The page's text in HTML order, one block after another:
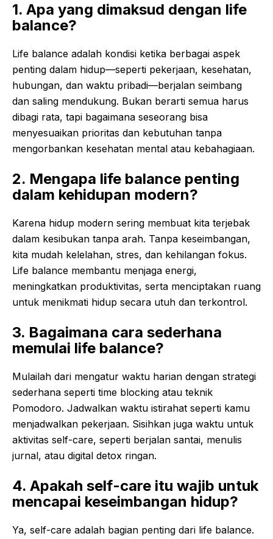
1. Apa yang dimaksud dengan life
balance?
Life balance adalah kondisi ketika berbagai aspek
penting dalam hidup—seperti pekerjaan, kesehatan,
hubungan, dan waktu pribadi—berjalan seimbang
dan saling mendukung. Bukan berarti semua harus
dibagi rata, tapi bagaimana seseorang bisa
menyesuaikan prioritas dan kebutuhan tanpa
mengorbankan kesehatan mental atau kebahagiaan.
2. Mengapa life balance penting
dalam kehidupan modern?
Karena hidup modern sering membuat kita terjebak
dalam kesibukan tanpa arah. Tanpa keseimbangan,
kita mudah kelelahan, stres, dan kehilangan fokus.
Life balance membantu menjaga energi,
meningkatkan produktivitas, serta menciptakan ruang
untuk menikmati hidup secara utuh dan terkontrol.
3. Bagaimana cara sederhana
memulai life balance?
Mulailah dari mengatur waktu harian dengan strategi
sederhana seperti time blocking atau teknik
Pomodoro. Jadwalkan waktu istirahat seperti kamu
menjadwalkan pekerjaan. Sisihkan juga waktu untuk
aktivitas self-care, seperti berjalan santai, menulis
jurnal, atau digital detox ringan.
4. Apakah self-care itu wajib untuk
mencapai keseimbangan hidup?
Ya, self-care adalah bagian penting dari life balance.